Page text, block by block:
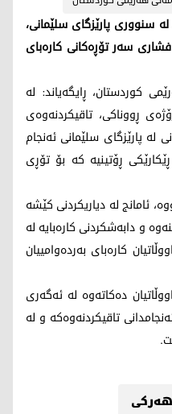
لە سنووری پارێزگای سلێمانی،
سەر تۆڕەکانی کارەبای
کوردستان، ڕایگەیاند: لە
ڕووناکی، تاقیکردنەوەی
پارێزگای سلێمانی ئەنجام
ڕۆتینیە کە بۆ تۆڕی
ئامانج لە دیاریکردنی کێشە
و دابەشکردنی کارەبایە لە
کارەبای بەردەوامییان
دەکاتەوە لە ئەگەری
تاقیکردنەوەکە و لە